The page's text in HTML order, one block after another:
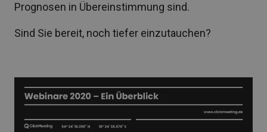
Prognosen in Übereinstimmung sind.
Sind Sie bereit, noch tiefer einzutauchen?